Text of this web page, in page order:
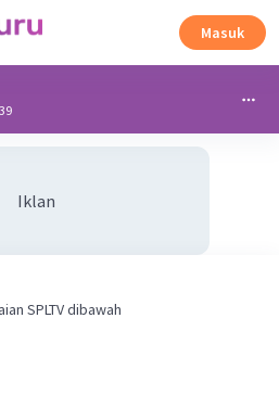
Masuk
Iklan
SPLTV dibawah